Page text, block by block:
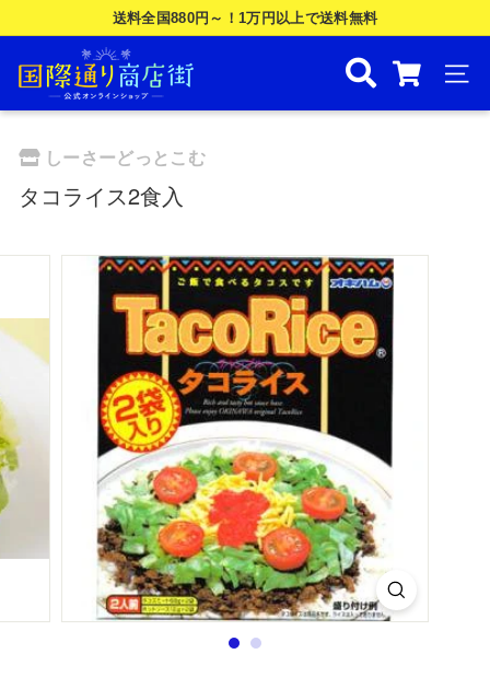
to
ド
停
止
す
る
送料全国880円～！1万円以上で送料無料
国
際
通
り
商
店
街
オ
ン
イ
ン
ッ
ナビ
しーさーどっとこむ
タコライス2食入